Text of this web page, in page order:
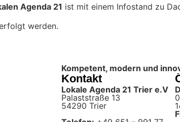
Agenda 21 ist mit einem Infostand zu
werden.
Kompetent, modern und
Kontakt
Lokale Agenda 21 Trier e.V
Palaststraße 13
54290 Trier